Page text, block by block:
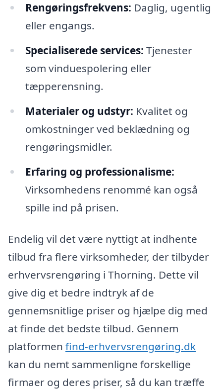
Rengøringsfrekvens: Daglig, ugentlig
eller engangs.
Specialiserede services: Tjenester
som vinduespolering eller
tæpperensning.
Materialer og udstyr: Kvalitet og
omkostninger ved beklædning og
rengøringsmidler.
Erfaring og professionalisme:
Virksomhedens renommé kan også
spille ind på prisen.
Endelig vil det være nyttigt at indhente
tilbud fra flere virksomheder, der tilbyder
erhvervsrengøring i Thorning. Dette vil
give dig et bedre indtryk af de
gennemsnitlige priser og hjælpe dig med
at finde det bedste tilbud. Gennem
platformen find-erhvervsrengøring.dk
kan du nemt sammenligne forskellige
firmaer og deres priser, så du kan træffe